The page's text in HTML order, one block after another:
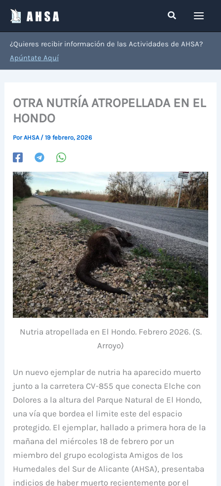
contenido
Buscar
¿Quieres recibir información de las Actividades de AHSA?
Apúntate Aquí
OTRA NUTRÍA ATROPELLADA EN EL
HONDO
PorAHSA /19 febrero, 2026
Nutria atropellada en El Hondo. Febrero 2026. (S.
Arroyo)
Un nuevo ejemplar de nutria ha aparecido muerto
junto a la carretera CV-855 que conecta Elche con
Dolores a la altura del Parque Natural de El Hondo,
una vía que bordea el limite este del espacio
protegido. El ejemplar, hallado a primera hora de la
mañana del miércoles 18 de febrero por un
miembro del grupo ecologista Amigos de los
Humedales del Sur de Alicante (AHSA), presentaba
indicios de haber muerto recientemente por el